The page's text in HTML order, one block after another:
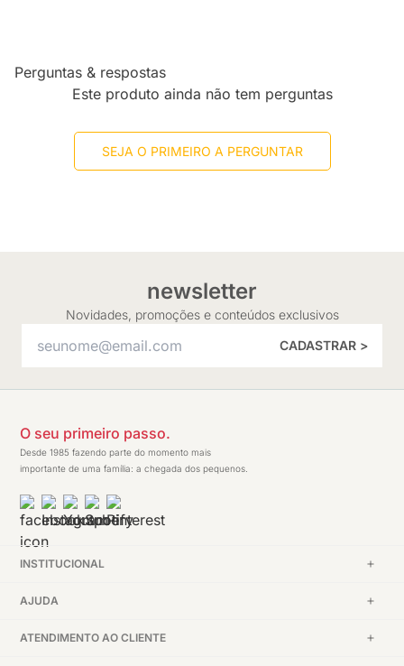
Perguntas & respostas
Este produto ainda não tem perguntas
SEJA O PRIMEIRO A PERGUNTAR
newsletter
Novidades, promoções e conteúdos exclusivos
CADASTRAR >
O seu primeiro passo.
Desde 1985 fazendo parte do momento mais
importante de uma família: a chegada dos pequenos.
INSTITUCIONAL
AJUDA
ATENDIMENTO AO CLIENTE